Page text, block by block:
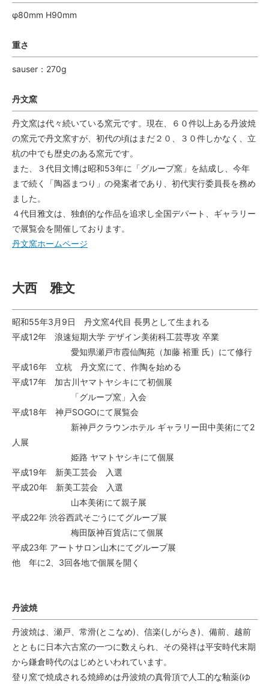
φ80mm H90mm
重さ
sauser：270g
丹文窯
丹文窯は代々続いている窯元です。現在、６０件以上ある丹波焼
の窯元で丹文窯すが、初代の頃はまだ２０、３０件しかなく、立
杭の中でも歴史のある窯元です。
また、３代目文博は昭和53年に「グループ窯」を結成し、今年
まで続く「陶器まつり」の発案者であり、初代実行委員長を務め
ました。
４代目雅文は、独創的な作品を追求し全国デパート、ギャラリー
で展覧会を開催しております。
丹文窯ホームページ
大西 雅文
昭和55年3月9日 丹文窯4代目 長男として生まれる
平成12年 浪速短期大学 デザイン美術科工芸専攻 卒業
愛知県瀬戸市霞仙陶苑（加藤 裕重 氏）にて修行
平成16年 立杭 丹文窯にて、作陶を始める
平成17年 加古川ヤマトヤシキにて初個展
「グループ窯」入会
平成18年 神戸SOGOにて展覧会
新神戸クラウンホテル ギャラリー田中美術にて2
人展
姫路 ヤマトヤシキにて個展
平成19年 新美工芸会 入選
平成20年 新美工芸会 入選
山本美術にて親子展
平成22年 渋谷西武そごうにてグループ展
梅田阪神百貨店にて個展
平成23年 アートサロン山木にてグループ展
他 年に2、3回各地で個展を開く
丹波焼
丹波焼は、瀬戸、常滑(とこなめ)、信楽(しがらき)、備前、越前
とともに日本六古窯の一つに数えられ、その発祥は平安時代末期
から鎌倉時代のはじめといわれています。
登り窯で焼成される焼締めは丹波焼の真骨頂で人工的な釉薬(ゆ